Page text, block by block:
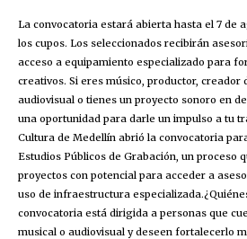
La convocatoria estará abierta hasta el 7 de
los cupos. Los seleccionados recibirán
acceso a equipamiento especializado para
creativos. Si eres músico, productor, creador
audiovisual o tienes un proyecto sonoro en
una oportunidad para darle un impulso a tu
Cultura de Medellín abrió la convocatoria
Estudios Públicos de Grabación, un proceso
proyectos con potencial para acceder a
uso de infraestructura
convocatoria está dirigida a personas que
musical o audiovisual y deseen fortalecerlo